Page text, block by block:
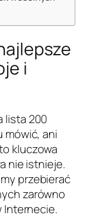
i
lista 200
mówić, ani
kluczowa
nie istnieje.
przebierać
zarówno
Internecie.